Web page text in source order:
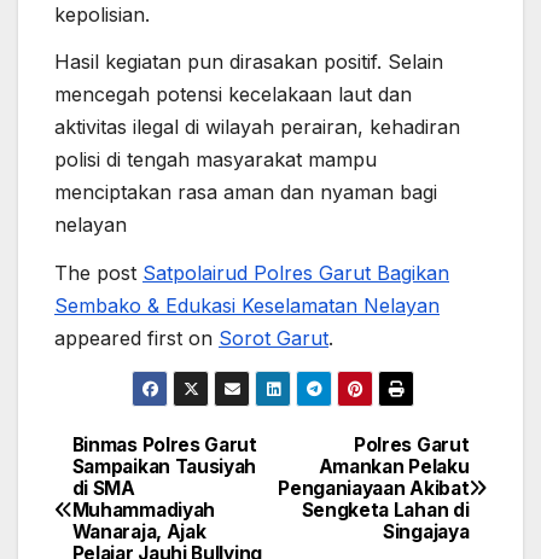
kepolisian.
Hasil kegiatan pun dirasakan positif. Selain
mencegah potensi kecelakaan laut dan
aktivitas ilegal di wilayah perairan, kehadiran
polisi di tengah masyarakat mampu
menciptakan rasa aman dan nyaman bagi
nelayan
The post Satpolairud Polres Garut Bagikan
Sembako & Edukasi Keselamatan Nelayan
appeared first on Sorot Garut.
Post
navigation
Polres Garut
Amankan Pelaku
Penganiayaan Akibat
Sengketa Lahan di
Singajaya
Binmas Polres Garut
Sampaikan Tausiyah
di SMA
Muhammadiyah
Wanaraja, Ajak
Pelajar Jauhi Bullying